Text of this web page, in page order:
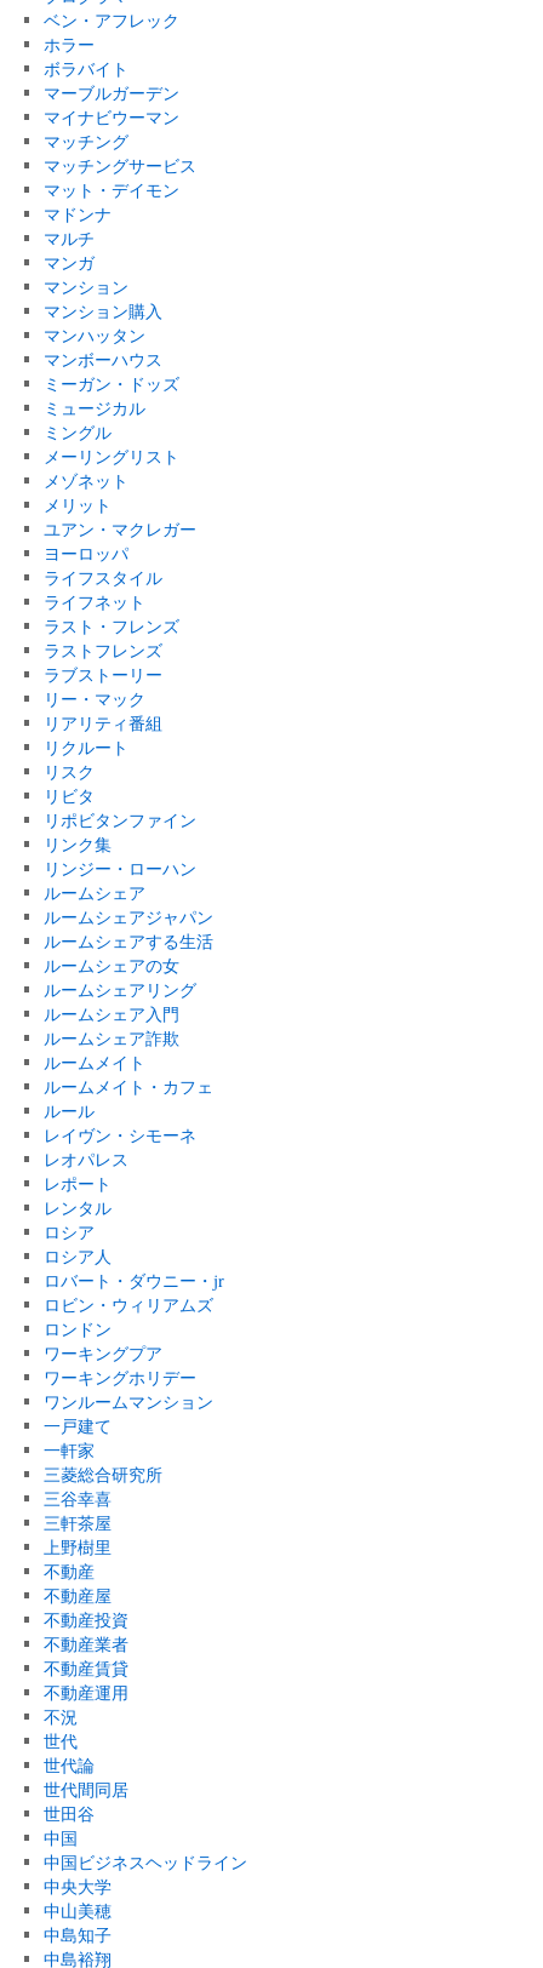
ベン・アフレック
ホラー
ボラバイト
マーブルガーデン
マイナビウーマン
マッチング
マッチングサービス
マット・デイモン
マドンナ
マルチ
マンガ
マンション
マンション購入
マンハッタン
マンボーハウス
ミーガン・ドッズ
ミュージカル
ミングル
メーリングリスト
メゾネット
メリット
ユアン・マクレガー
ヨーロッパ
ライフスタイル
ライフネット
ラスト・フレンズ
ラストフレンズ
ラブストーリー
リー・マック
リアリティ番組
リクルート
リスク
リビタ
リポビタンファイン
リンク集
リンジー・ローハン
ルームシェア
ルームシェアジャパン
ルームシェアする生活
ルームシェアの女
ルームシェアリング
ルームシェア入門
ルームシェア詐欺
ルームメイト
ルームメイト・カフェ
ルール
レイヴン・シモーネ
レオパレス
レポート
レンタル
ロシア
ロシア人
ロバート・ダウニー・jr
ロビン・ウィリアムズ
ロンドン
ワーキングプア
ワーキングホリデー
ワンルームマンション
一戸建て
一軒家
三菱総合研究所
三谷幸喜
三軒茶屋
上野樹里
不動産
不動産屋
不動産投資
不動産業者
不動産賃貸
不動産運用
不況
世代
世代論
世代間同居
世田谷
中国
中国ビジネスヘッドライン
中央大学
中山美穂
中島知子
中島裕翔